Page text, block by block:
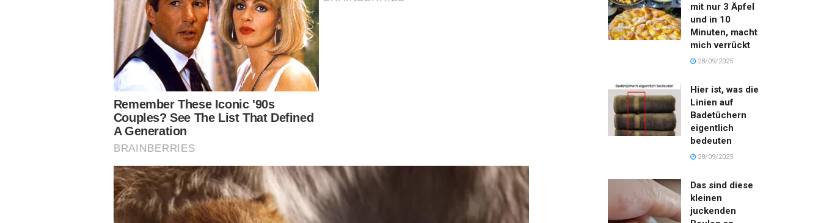
mit nur 3 Äpfel
und in 10
Minuten, macht
mich verrückt
28/09/2025
Hier ist, was die
Linien auf
Badetüchern
eigentlich
bedeuten
28/09/2025
Das sind diese
kleinen
juckenden